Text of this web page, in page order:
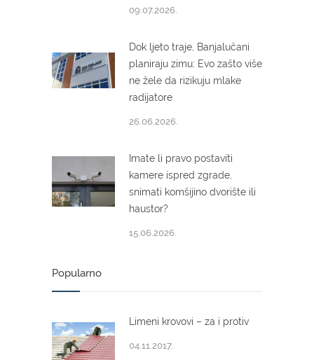
09.07.2026.
Dok ljeto traje, Banjalučani
planiraju zimu: Evo zašto više
ne žele da rizikuju mlake
radijatore
26.06.2026.
Imate li pravo postaviti
kamere ispred zgrade,
snimati komšijino dvorište ili
haustor?
15.06.2026.
Popularno
Limeni krovovi – za i protiv
04.11.2017.